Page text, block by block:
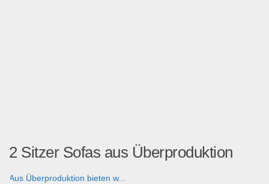
2 Sitzer Sofas aus Überproduktion
Aus Überproduktion bieten w...